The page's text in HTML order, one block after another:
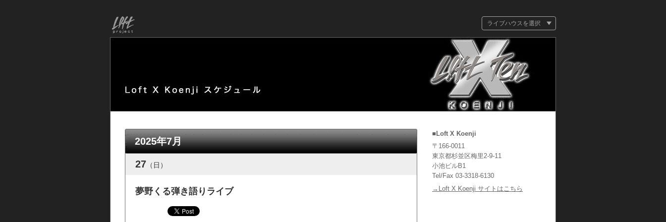
ライブハウスを選択
2025年7月
27 （日）
夢野くる弾き語りライブ
■Loft X Koenji
〒166-0011
東京都杉並区梅里2-9-11
小池ビルB1
Tel/Fax 03-3318-6130
→Loft X Koenji サイトはこちら